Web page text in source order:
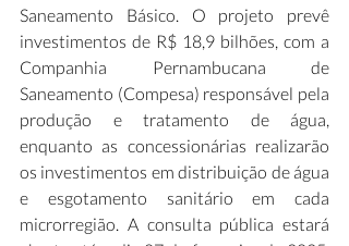
Saneamento Básico. O projeto prevê
investimentos de R$ 18,9 bilhões, com a
Companhia Pernambucana de
Saneamento (Compesa) responsável pela
produção e tratamento de água,
enquanto as concessionárias realizarão
os investimentos em distribuição de água
e esgotamento sanitário em cada
microrregião. A consulta pública estará